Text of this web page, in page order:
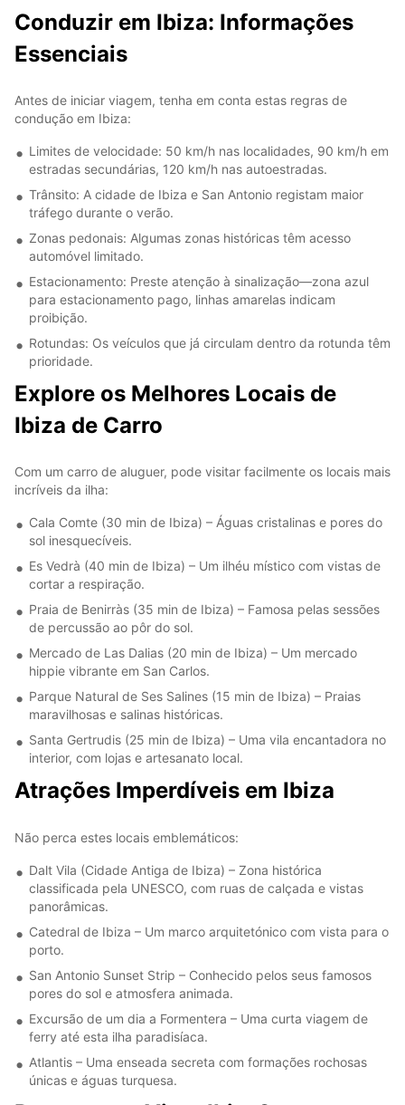
Conduzir em Ibiza: Informações
Essenciais
Antes de iniciar viagem, tenha em conta estas regras de
condução em Ibiza:
Limites de velocidade: 50 km/h nas localidades, 90 km/h em
estradas secundárias, 120 km/h nas autoestradas.
Trânsito: A cidade de Ibiza e San Antonio registam maior
tráfego durante o verão.
Zonas pedonais: Algumas zonas históricas têm acesso
automóvel limitado.
Estacionamento: Preste atenção à sinalização—zona azul
para estacionamento pago, linhas amarelas indicam
proibição.
Rotundas: Os veículos que já circulam dentro da rotunda têm
prioridade.
Explore os Melhores Locais de
Ibiza de Carro
Com um carro de aluguer, pode visitar facilmente os locais mais
incríveis da ilha:
Cala Comte (30 min de Ibiza) – Águas cristalinas e pores do
sol inesquecíveis.
Es Vedrà (40 min de Ibiza) – Um ilhéu místico com vistas de
cortar a respiração.
Praia de Benirràs (35 min de Ibiza) – Famosa pelas sessões
de percussão ao pôr do sol.
Mercado de Las Dalias (20 min de Ibiza) – Um mercado
hippie vibrante em San Carlos.
Parque Natural de Ses Salines (15 min de Ibiza) – Praias
maravilhosas e salinas históricas.
Santa Gertrudis (25 min de Ibiza) – Uma vila encantadora no
interior, com lojas e artesanato local.
Atrações Imperdíveis em Ibiza
Não perca estes locais emblemáticos:
Dalt Vila (Cidade Antiga de Ibiza) – Zona histórica
classificada pela UNESCO, com ruas de calçada e vistas
panorâmicas.
Catedral de Ibiza – Um marco arquitetónico com vista para o
porto.
San Antonio Sunset Strip – Conhecido pelos seus famosos
pores do sol e atmosfera animada.
Excursão de um dia a Formentera – Uma curta viagem de
ferry até esta ilha paradisíaca.
Atlantis – Uma enseada secreta com formações rochosas
únicas e águas turquesa.